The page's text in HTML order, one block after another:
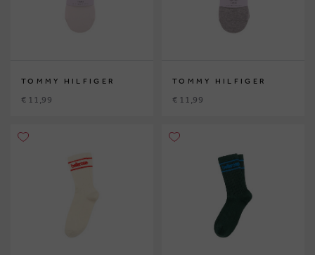
TOMMY HILFIGER
€ 11,99
TOMMY HILFIGER
€ 11,99